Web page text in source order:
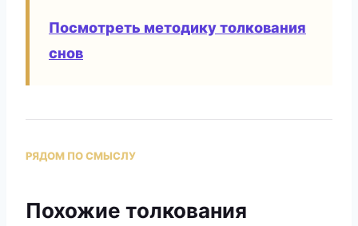
Посмотреть методику толкования
снов
РЯДОМ ПО СМЫСЛУ
Похожие толкования